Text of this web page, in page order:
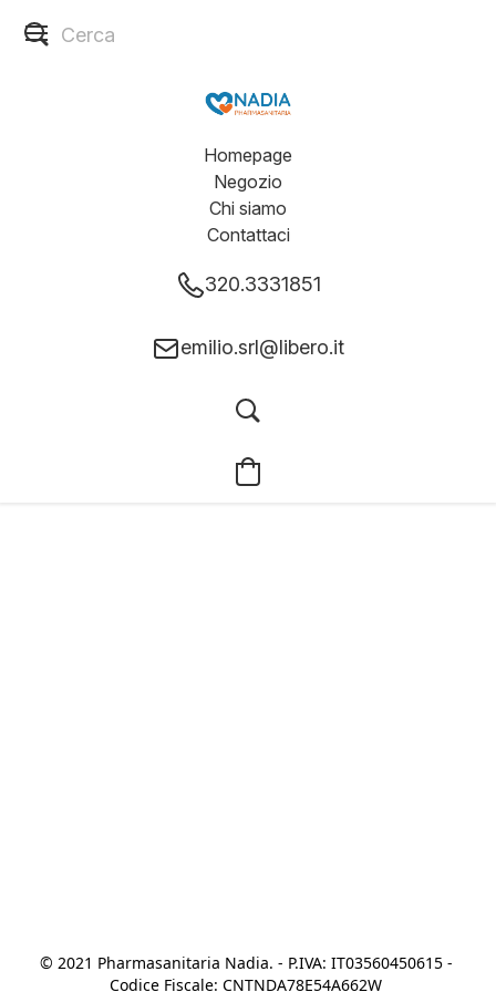
Homepage
Negozio
Chi siamo
Contattaci
320.3331851
emilio.srl@libero.it
© 2021 Pharmasanitaria Nadia. - P.IVA: IT03560450615 -
Codice Fiscale: CNTNDA78E54A662W